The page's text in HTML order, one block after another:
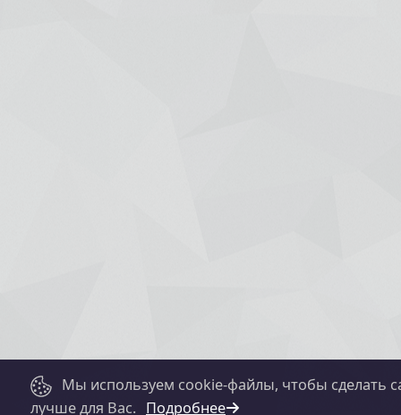
Мы используем cookie-файлы, чтобы сделать
лучше для Вас. Подробнее